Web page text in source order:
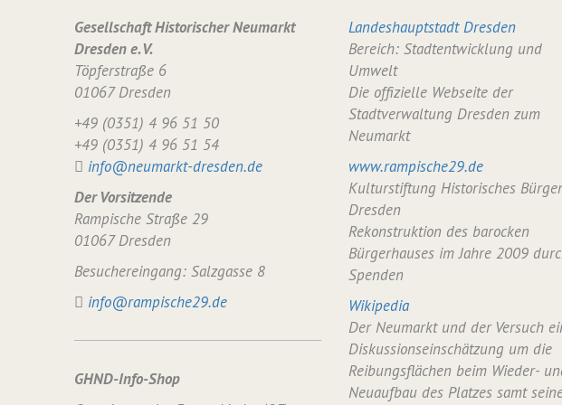
Gesellschaft Historischer Neumarkt
Dresden e. V.
Töpferstraße 6
01067 Dresden
+49 (0351) 4 96 51 50
+49 (0351) 4 96 51 54
info@neumarkt-dresden.de
Der Vorsitzende
Rampische Straße 29
01067 Dresden
Besuchereingang: Salzgasse 8
info@rampische29.de
GHND-Info-Shop
Landeshauptstadt Dresden
Bereich: Stadtentwicklung und
Umwelt
Die offizielle Webseite der
Stadtverwaltung Dresden zum
Neumarkt
www.rampische29.de
Kulturstiftung Historisches
Dresden
Rekonstruktion des barocken
Bürgerhauses im Jahre 2009
Spenden
Wikipedia
Der Neumarkt und der Versuch
Diskussionseinschätzung um die
Reibungsflächen beim Wieder-
Neuaufbau des Platzes samt